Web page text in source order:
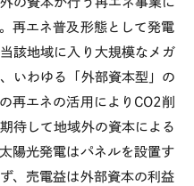
再エネ普及形態として発電
該地域に入り大規模なメガ
いわゆる「外部資本型」の
再エネの活用によりCO2削
待して地域外の資本による
陽光発電はパネルを設置す
、売電益は外部資本の利益